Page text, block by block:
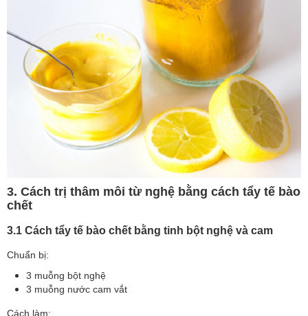
3. Cách trị thâm môi từ nghệ bằng cách tẩy tế bào
chết
3.1 Cách tẩy tế bào chết bằng tinh bột nghệ và cam
Chuẩn bị:
3 muỗng bột nghệ
3 muỗng nước cam vắt
Cách làm: